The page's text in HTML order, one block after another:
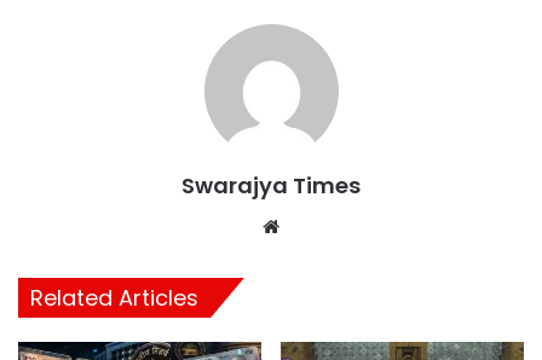
Swarajya Times
Related Articles